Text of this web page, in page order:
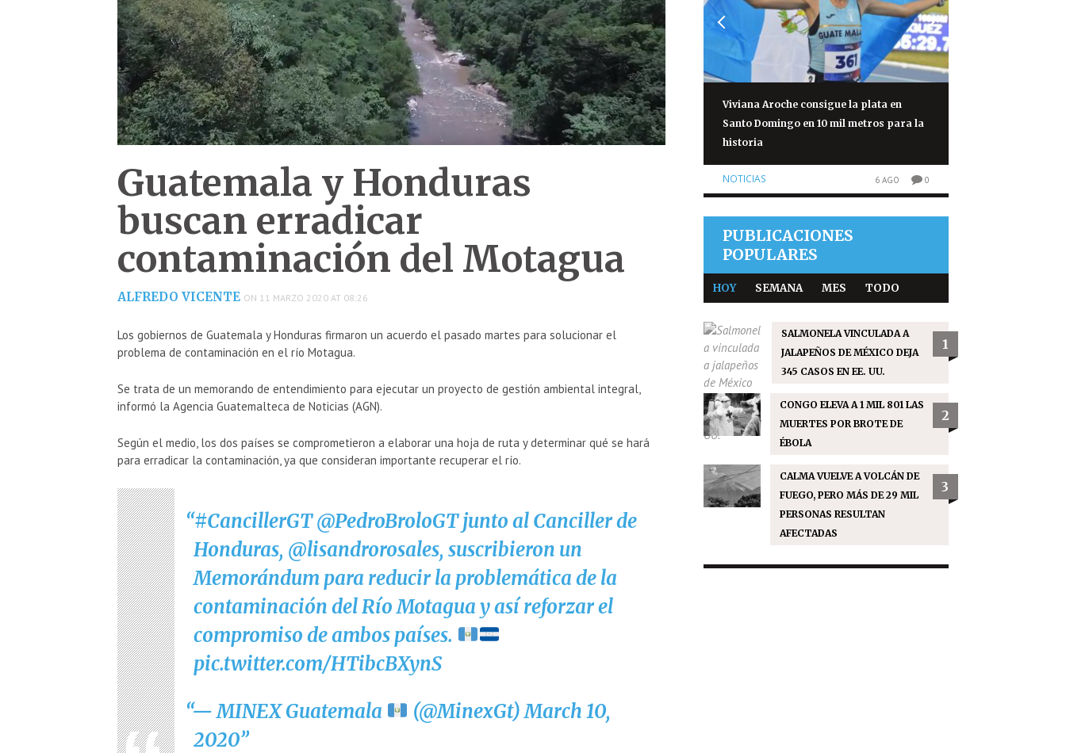
Guatemala y Honduras
buscan erradicar
contaminación del Motagua
ALFREDO VICENTE ON 11 MARZO 2020 AT 08:26
Los gobiernos de Guatemala y Honduras firmaron un acuerdo el pasado martes para solucionar el
problema de contaminación en el río Motagua.
Se trata de un memorando de entendimiento para ejecutar un proyecto de gestión ambiental integral,
informó la Agencia Guatemalteca de Noticias (AGN).
Según el medio, los dos países se comprometieron a elaborar una hoja de ruta y determinar qué se hará
para erradicar la contaminación, ya que consideran importante recuperar el río.
#CancillerGT@PedroBroloGTjunto al Canciller de
Honduras, @lisandrorosales, suscribieron un
Memorándum para reducir la problemática de la
contaminación del Río Motagua y así reforzar el
compromiso de ambos países.
pic.twitter.com/HTibcBXynS
— MINEX Guatemala
(@MinexGt)March 10,
2020
Viviana Aroche consigue la plata en
Santo Domingo en 10 mil metros para la
historia
NOTICIAS 6 AGO 0
FIFA admite errores tras fallido plan de
privatizar el Mundial
PUBLICACIONES
POPULARES
HOY SEMANA MES TODO
SALMONELA VINCULADA A
JALAPEÑOS DE MÉXICO DEJA
345 CASOS EN EE. UU.
1
CONGO ELEVA A 1 MIL 801 LAS
MUERTES POR BROTE DE
ÉBOLA
2
CALMA VUELVE A VOLCÁN DE
FUEGO, PERO MÁS DE 29 MIL
PERSONAS RESULTAN
AFECTADAS
3